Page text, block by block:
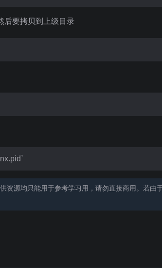
后要拷贝到上级目录
资源均只能用于参考学习用，请勿直接商用。若由